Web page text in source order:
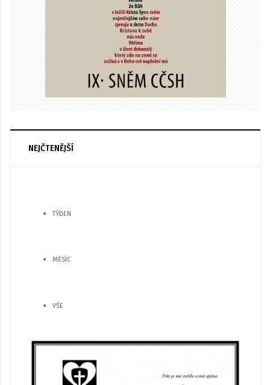
NEJČTENĚJŠÍ
TÝDEN
MĚSÍC
VŠE